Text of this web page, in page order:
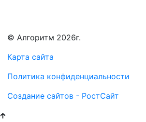
© Алгоритм 2026г.
Карта сайта
Политика конфиденциальности
Создание сайтов - РостСайт
🡱